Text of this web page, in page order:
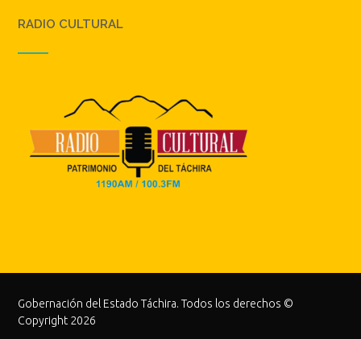
RADIO CULTURAL
Gobernación del Estado Táchira. Todos los derechos ©
Copyright 2026